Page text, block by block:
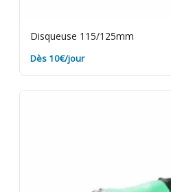
Disqueuse 115/125mm
Dès 10€/jour